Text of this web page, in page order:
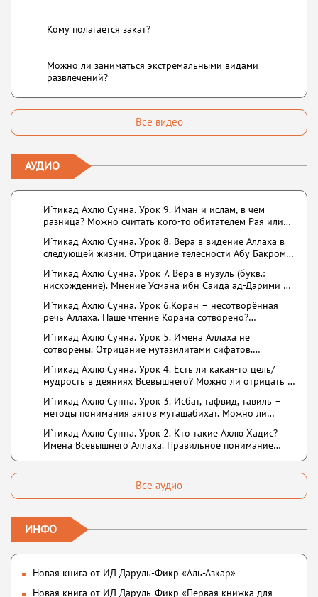
Кому полагается закат?
Можно ли заниматься экстремальными видами
развлечений?
Все видео
АУДИО
И`тикад Ахлю Сунна. Урок 9. Иман и ислам, в чём
разница? Можно считать кого-то обитателем Рая или
И`тикад Ахлю Сунна. Урок 8. Вера в видение Аллаха в
следующей жизни. Отрицание телесности Абу Бакром
ибн Саида ад-Дарими. Иман – это слова, дела и
познание
И`тикад Ахлю Сунна. Урок 7. Вера в нузуль (букв.:
нисхождение). Мнение Усмана ибн Саида ад-Дарими о
физическим движением?
И`тикад Ахлю Сунна. Урок 6.Коран – несотворённая
речь Аллаха. Наше чтение Корана сотворено?
И`тикад Ахлю Сунна. Урок 5. Имена Аллаха не
сотворены. Отрицание мутазилитами сифатов.
И`тикад Ахлю Сунна. Урок 4. Есть ли какая-то цель/
мудрость в деяниях Всевышнего? Можно ли отрицать в
пришло в Коране и Сунне? Концепция ибн Таймийи
И`тикад Ахлю Сунна. Урок 3. Исбат, тафвид, тавиль –
методы понимания аятов муташабихат. Можно ли
означает утверждение сифата «биля кейфа» (без
образа)?
И`тикад Ахлю Сунна. Урок 2. Кто такие Ахлю Хадис?
Имена Всевышнего Аллаха. Правильное понимание
Все аудио
ИНФО
Новая книга от ИД Даруль-Фикр «Аль-Азкар»
Новая книга от ИД Даруль-Фикр «Первая книжка для